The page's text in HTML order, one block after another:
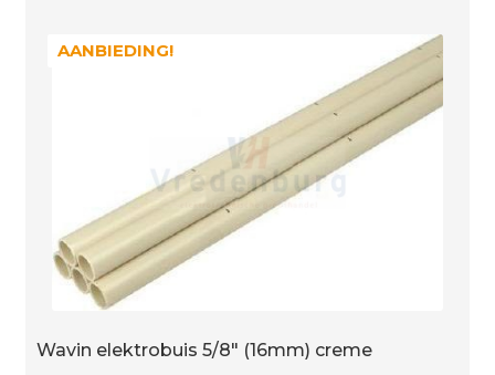
AANBIEDING!
Wavin elektrobuis 5/8″ (16mm) creme
AANBIEDING!